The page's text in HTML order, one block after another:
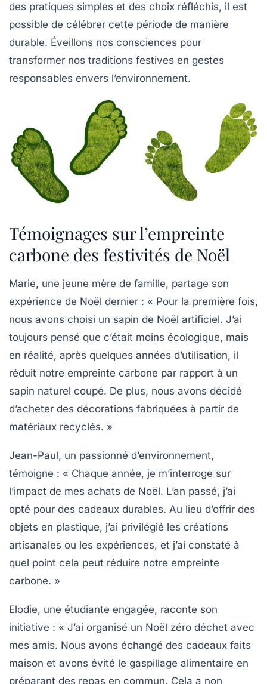
des pratiques simples et des choix réfléchis, il est
possible de célébrer cette période de manière
durable. Éveillons nos consciences pour
transformer nos traditions festives en gestes
responsables envers l’environnement.
Témoignages sur l’empreinte
carbone des festivités de Noël
Marie, une jeune mère de famille, partage son
expérience de Noël dernier : « Pour la première fois,
nous avons choisi un sapin de Noël artificiel. J’ai
toujours pensé que c’était moins écologique, mais
en réalité, après quelques années d’utilisation, il
réduit notre empreinte carbone par rapport à un
sapin naturel coupé. De plus, nous avons décidé
d’acheter des décorations fabriquées à partir de
matériaux recyclés. »
Jean-Paul, un passionné d’environnement,
témoigne : « Chaque année, je m’interroge sur
l’impact de mes achats de Noël. L’an passé, j’ai
opté pour des cadeaux durables. Au lieu d’offrir des
objets en plastique, j’ai privilégié les créations
artisanales ou les expériences, et j’ai constaté à
quel point cela peut réduire notre empreinte
carbone. »
Elodie, une étudiante engagée, raconte son
initiative : « J’ai organisé un Noël zéro déchet avec
mes amis. Nous avons échangé des cadeaux faits
maison et avons évité le gaspillage alimentaire en
préparant des repas en commun. Cela a non